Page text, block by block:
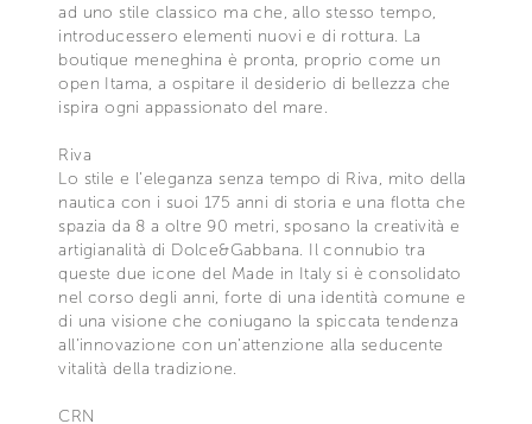
ad uno stile classico ma che, allo stesso tempo,
introducessero elementi nuovi e di rottura. La
boutique meneghina è pronta, proprio come un
open Itama, a ospitare il desiderio di bellezza che
ispira ogni appassionato del mare.
Riva
Lo stile e l’eleganza senza tempo di Riva, mito della
nautica con i suoi 175 anni di storia e una flotta che
spazia da 8 a oltre 90 metri, sposano la creatività e
artigianalità di Dolce&Gabbana. Il connubio tra
queste due icone del Made in Italy si è consolidato
nel corso degli anni, forte di una identità comune e
di una visione che coniugano la spiccata tendenza
all’innovazione con un’attenzione alla seducente
vitalità della tradizione.
CRN